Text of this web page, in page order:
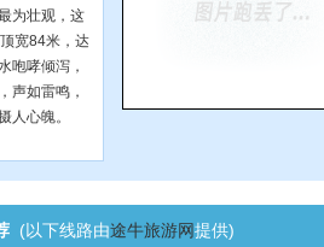
为壮观，这
宽84米，达
咆哮倾泻，
声如雷鸣，
人心魄。
(以下线路由途牛旅游网提供)